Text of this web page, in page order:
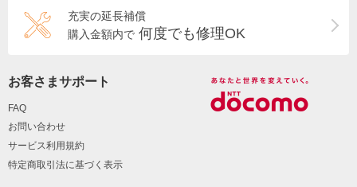
充実の延長補償
購入金額内で 何度でも修理OK
お客さまサポート
FAQ
お問い合わせ
サービス利用規約
特定商取引法に基づく表示